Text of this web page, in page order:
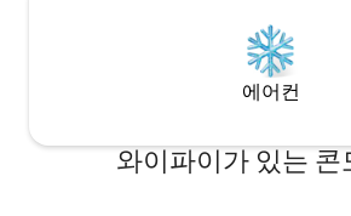
에어컨
와이파이가 있는 콘